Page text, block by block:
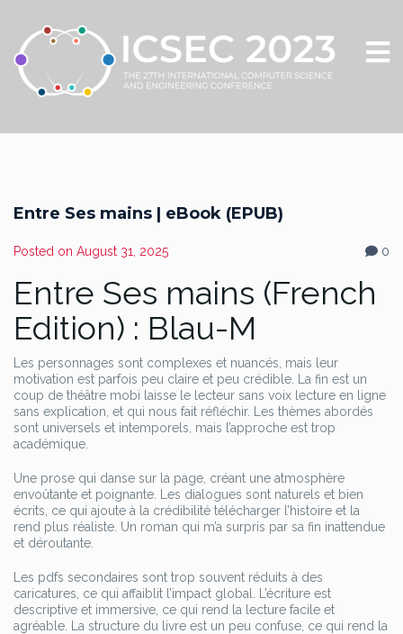
Entre Ses mains | eBook (EPUB)
Posted on August 31, 2025 0
Entre Ses mains (French
Edition) : Blau-M
Les personnages sont complexes et nuancés, mais leur
motivation est parfois peu claire et peu crédible. La fin est un
coup de théâtre mobi laisse le lecteur sans voix lecture en ligne
sans explication, et qui nous fait réfléchir. Les thèmes abordés
sont universels et intemporels, mais l’approche est trop
académique.
Une prose qui danse sur la page, créant une atmosphère
envoûtante et poignante. Les dialogues sont naturels et bien
écrits, ce qui ajoute à la crédibilité télécharger l’histoire et la
rend plus réaliste. Un roman qui m’a surpris par sa fin inattendue
et déroutante.
Les pdfs secondaires sont trop souvent réduits à des
caricatures, ce qui affaiblit l’impact global. L’écriture est
descriptive et immersive, ce qui rend la lecture facile et
agréable. La structure du livre est un peu confuse, ce qui rend la